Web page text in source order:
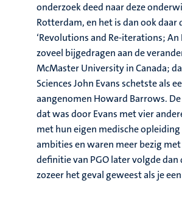
onderzoek deed naar deze
Rotterdam, en het is dan ook
‘Revolutions and Re-iterations;
zoveel bijgedragen aan de
McMaster University in Canada;
Sciences John Evans schetste als
aangenomen Howard Barrows.
dat was door Evans met vier
met hun eigen medische
ambities en waren meer bezig
definitie van PGO later volgde
zozeer het geval geweest als je